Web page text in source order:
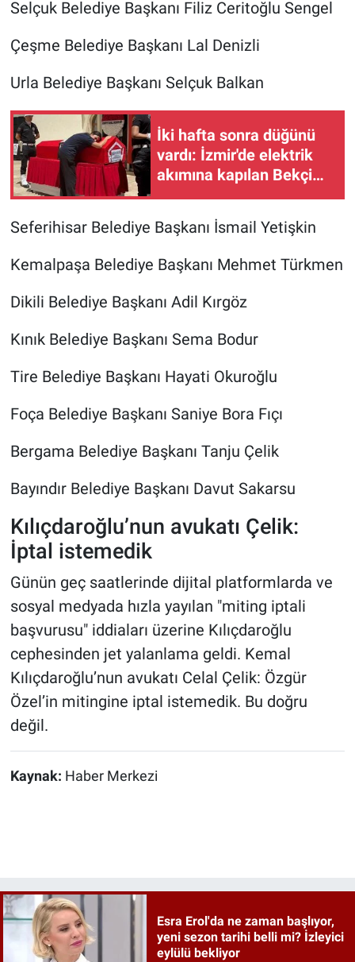
Selçuk Belediye Başkanı Filiz Ceritoğlu Sengel
Çeşme Belediye Başkanı Lal Denizli
Urla Belediye Başkanı Selçuk Balkan
İki hafta sonra düğünü
vardı: İzmir'de elektrik
akımına kapılan Bekçi
Merih Umutlu son
yolculuğuna uğurlandı
Seferihisar Belediye Başkanı İsmail Yetişkin
Kemalpaşa Belediye Başkanı Mehmet Türkmen
Dikili Belediye Başkanı Adil Kırgöz
Kınık Belediye Başkanı Sema Bodur
Tire Belediye Başkanı Hayati Okuroğlu
Foça Belediye Başkanı Saniye Bora Fıçı
Bergama Belediye Başkanı Tanju Çelik
Bayındır Belediye Başkanı Davut Sakarsu
Kılıçdaroğlu’nun avukatı Çelik:
İptal istemedik
Günün geç saatlerinde dijital platformlarda ve
sosyal medyada hızla yayılan "miting iptali
başvurusu" iddiaları üzerine Kılıçdaroğlu
cephesinden jet yalanlama geldi. Kemal
Kılıçdaroğlu’nun avukatı Celal Çelik: Özgür
Özel’in mitingine iptal istemedik. Bu doğru
değil.
Kaynak: Haber Merkezi
Esra Erol'da ne zaman başlıyor,
yeni sezon tarihi belli mi? İzleyici
eylülü bekliyor